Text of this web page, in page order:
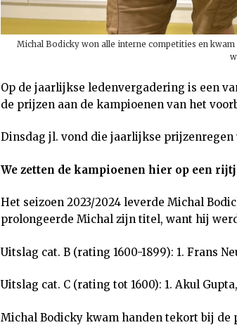
Michal Bodicky won alle interne competities en
Op de jaarlijkse ledenvergadering is een
de prijzen aan de kampioenen van het
Dinsdag jl. vond die jaarlijkse prijzenregen
We zetten de kampioenen hier op een
Het seizoen 2023/2024 leverde Michal
prolongeerde Michal zijn titel, want hij
Uitslag cat. B (rating 1600-1899): 1. Frans
Uitslag cat. C (rating tot 1600): 1. Akul
Michal Bodicky kwam handen tekort bij